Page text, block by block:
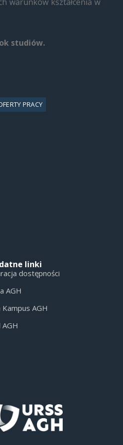
studiów.
PRACY
linki
dostępności
AGH
Kampus AGH
AGH